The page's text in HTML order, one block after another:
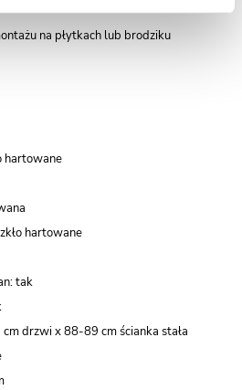
na płytkach lub brodziku
hartowane
hartowane
tak
drzwi x 88-89 cm ścianka stała